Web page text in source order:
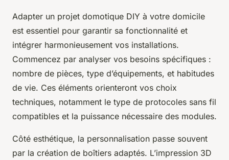
Adapter un projet domotique DIY à votre domicile
est essentiel pour garantir sa fonctionnalité et
intégrer harmonieusement vos installations.
Commencez par analyser vos besoins spécifiques :
nombre de pièces, type d’équipements, et habitudes
de vie. Ces éléments orienteront vos choix
techniques, notamment le type de protocoles sans fil
compatibles et la puissance nécessaire des modules.
Côté esthétique, la personnalisation passe souvent
par la création de boîtiers adaptés. L’impression 3D